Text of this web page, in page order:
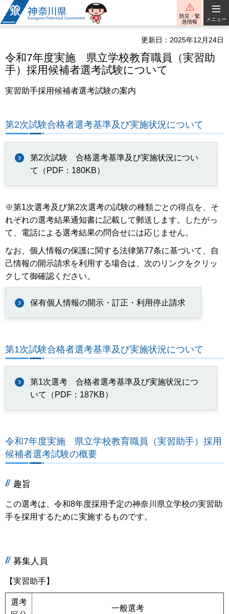
神奈川県
防災・緊
急情報
メニュー
更新日：2025年12月24日
令和7年度実施 県立学校教育職員（実習助
手）採用候補者選考試験について
実習助手採用候補者選考試験の案内
第2次試験合格者選考基準及び実施状況について
第2次試験 合格選考基準及び実施状況につい
て（PDF：180KB）
※第1次選考及び第2次選考の試験の種類ごとの得点を、そ
れぞれの選考結果通知書に記載して郵送します。したがっ
て、電話による選考結果の問合せには応じません。
なお、個人情報の保護に関する法律第77条に基づいて、自
己情報の開示請求を利用する場合は、次のリンクをクリッ
クして御確認ください。
保有個人情報の開示・訂正・利用停止請求
第1次試験合格者選考基準及び実施状況について
第1次選考 合格者選考基準及び実施状況につ
いて（PDF：187KB）
令和7年度実施 県立学校教育職員（実習助手）採用
候補者選考試験の概要
趣旨
この選考は、令和8年度採用予定の神奈川県立学校の実習助
手を採用するために実施するものです。
募集人員
【実習助手】
選考
一般選考